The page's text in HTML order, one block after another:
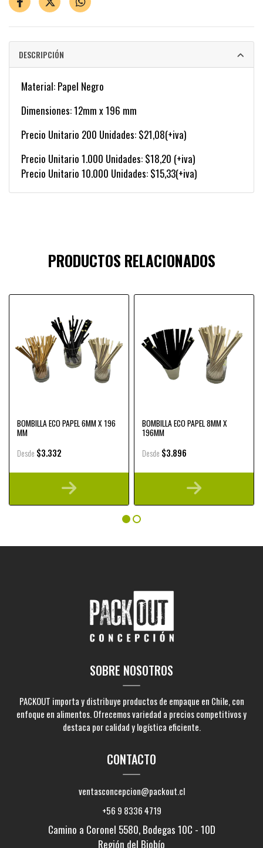
DESCRIPCIÓN
Material: Papel Negro
Dimensiones: 12mm x 196 mm
Precio Unitario 200 Unidades: $21,08(+iva)
Precio Unitario 1.000 Unidades: $18,20 (+iva)
Precio Unitario 10.000 Unidades: $15,33(+iva)
PRODUCTOS RELACIONADOS
BOMBILLA ECO PAPEL 6MM X 196
MM
Desde $3.332
BOMBILLA ECO PAPEL 8MM X
196MM
Desde $3.896
SOBRE NOSOTROS
PACKOUT importa y distribuye productos de empaque en Chile, con
enfoque en alimentos. Ofrecemos variedad a precios competitivos y
destaca por calidad y logística eficiente.
CONTACTO
ventasconcepcion@packout.cl
+56 9 8336 4719
Camino a Coronel 5580, Bodegas 10C - 10D
Región del Biobío